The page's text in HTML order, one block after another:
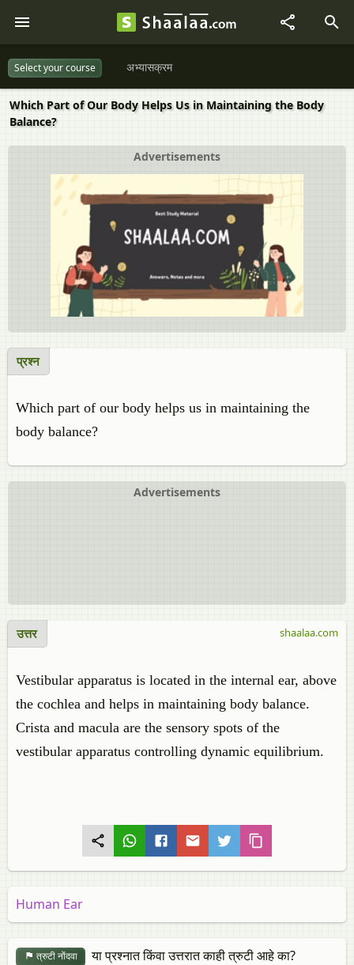
Select your course अभ्यासक्रम
Which Part of Our Body Helps Us in Maintaining the Body
Balance?
Advertisements
प्रश्न
Which part of our body helps us in maintaining the
body balance?
Advertisements
उत्तर
Vestibular apparatus is located in the internal ear, above
the cochlea and helps in maintaining body balance.
Crista and macula are the sensory spots of the
vestibular apparatus controlling dynamic equilibrium.
shaalaa.com
Human Ear
त्रुटी नोंदवा या प्रश्नात किंवा उत्तरात काही त्रुटी आहे का?